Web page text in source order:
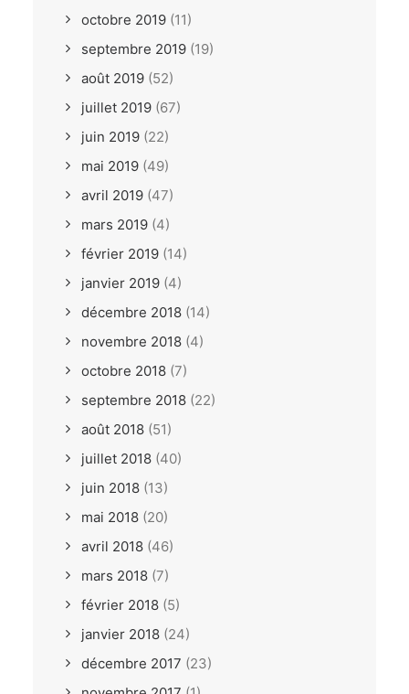
octobre 2019 (11)
septembre 2019 (19)
août 2019 (52)
juillet 2019 (67)
juin 2019 (22)
mai 2019 (49)
avril 2019 (47)
mars 2019 (4)
février 2019 (14)
janvier 2019 (4)
décembre 2018 (14)
novembre 2018 (4)
octobre 2018 (7)
septembre 2018 (22)
août 2018 (51)
juillet 2018 (40)
juin 2018 (13)
mai 2018 (20)
avril 2018 (46)
mars 2018 (7)
février 2018 (5)
janvier 2018 (24)
décembre 2017 (23)